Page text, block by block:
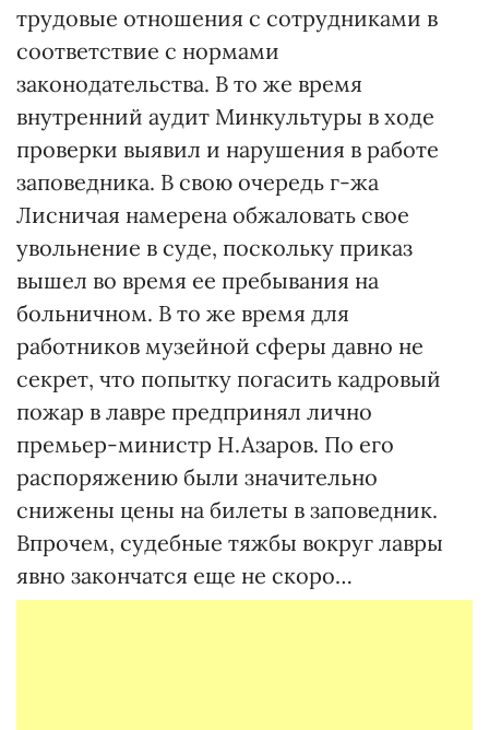
трудовые отношения с сотрудниками в
соответствие с нормами
законодательства. В то же время
внутренний аудит Минкультуры в ходе
проверки выявил и нарушения в работе
заповедника. В свою очередь г-жа
Лисничая намерена обжаловать свое
увольнение в суде, поскольку приказ
вышел во время ее пребывания на
больничном. В то же время для
работников музейной сферы давно не
секрет, что попытку погасить кадровый
пожар в лавре предпринял лично
премьер-министр Н.Азаров. По его
распоряжению были значительно
снижены цены на билеты в заповедник.
Впрочем, судебные тяжбы вокруг лавры
явно закончатся еще не скоро…